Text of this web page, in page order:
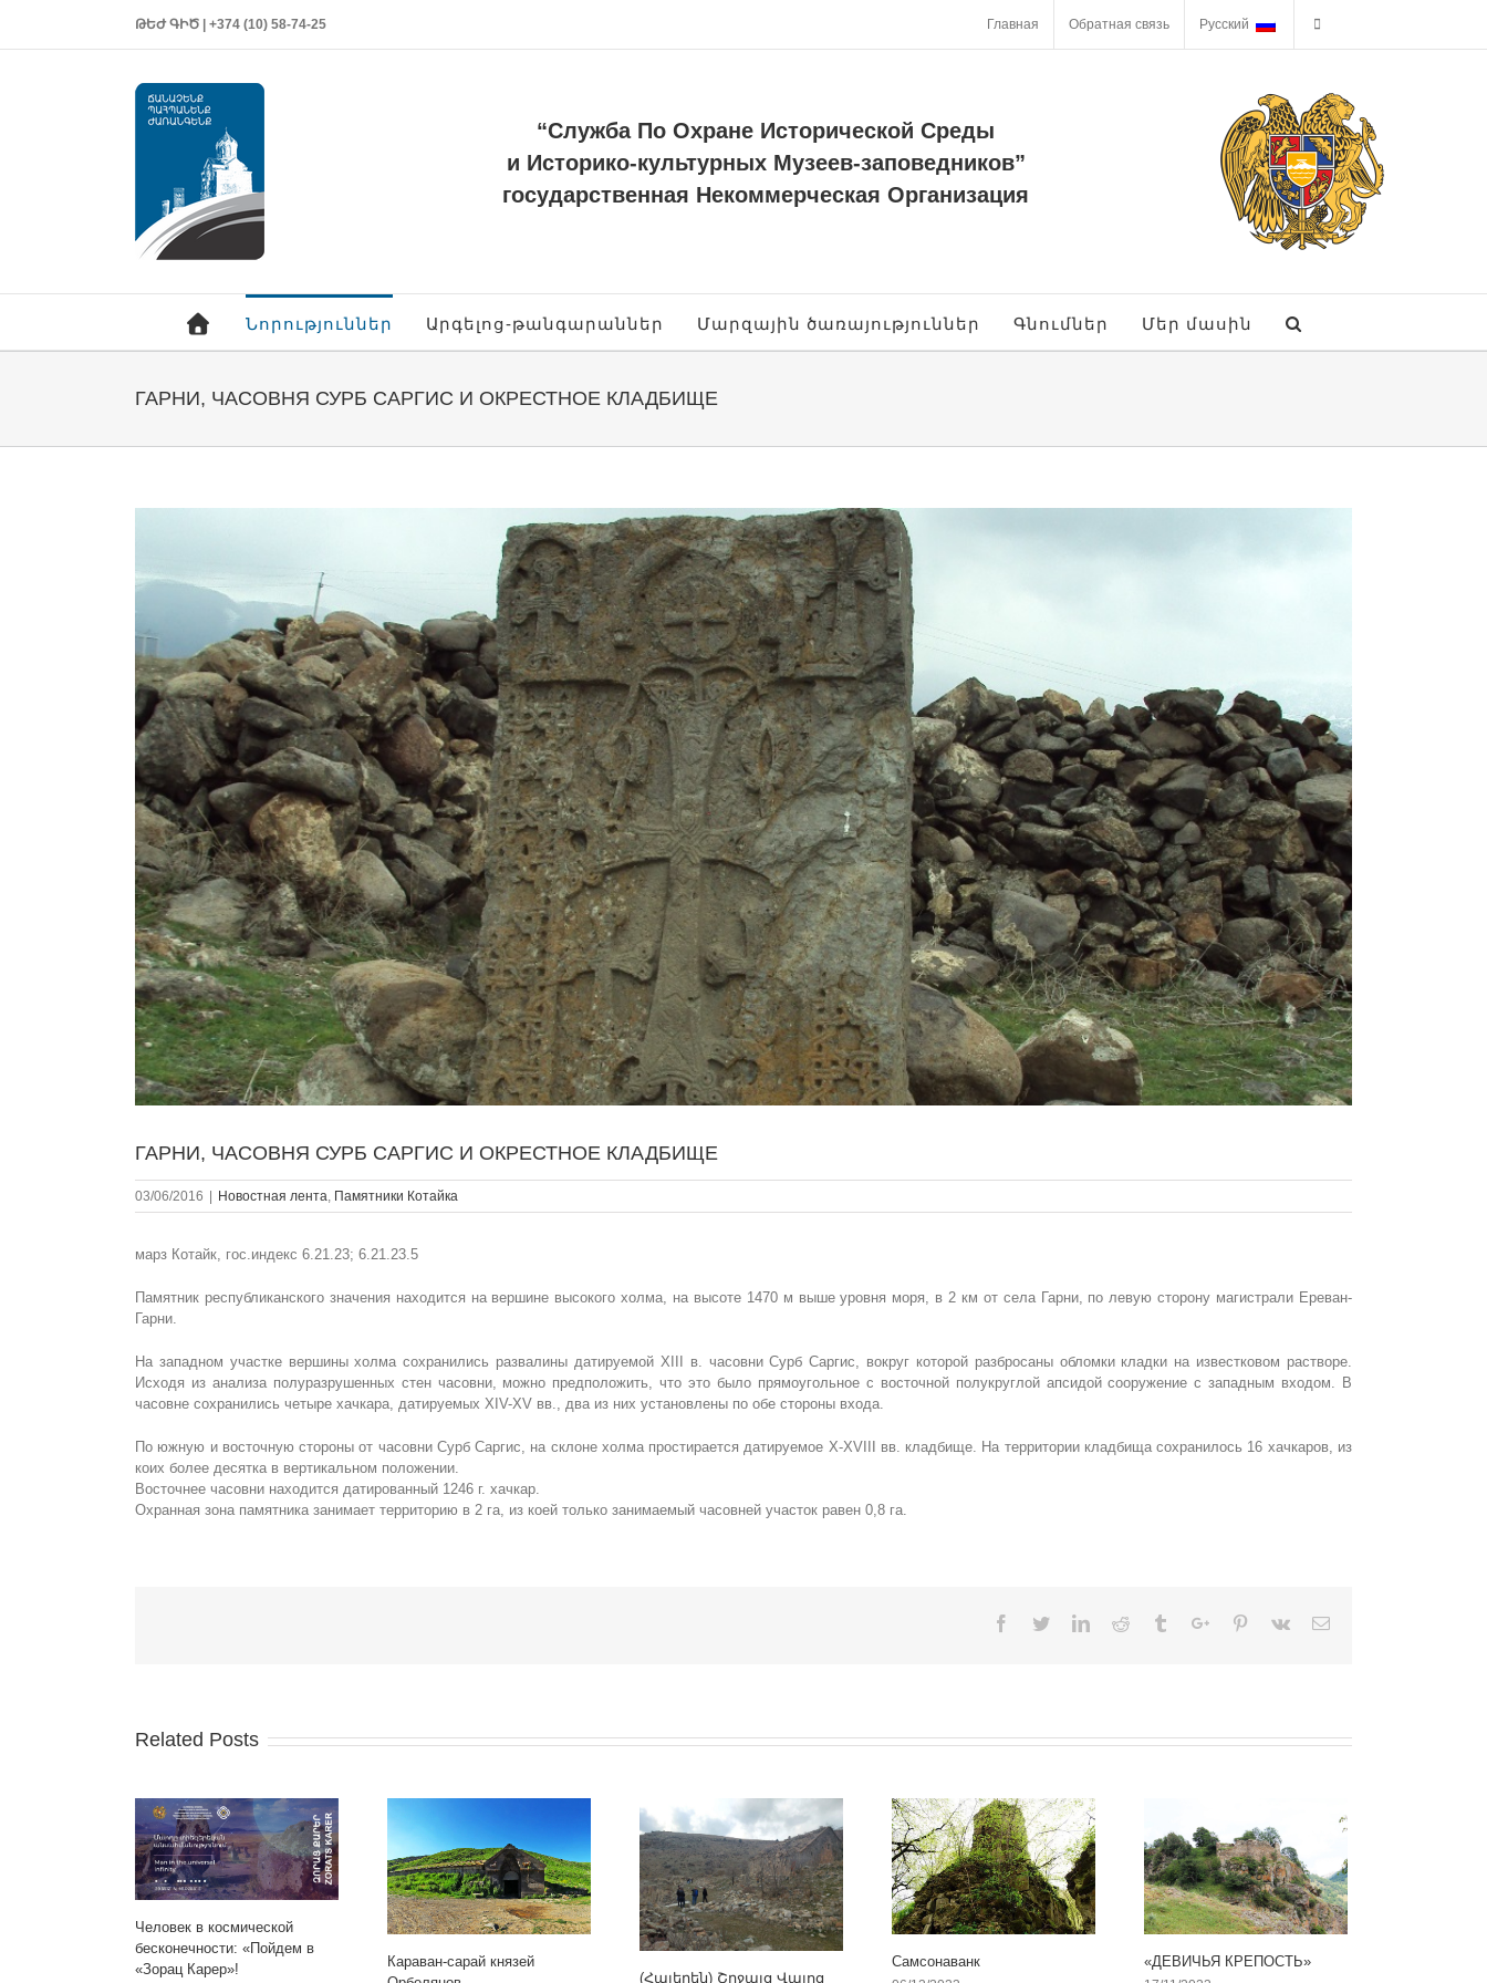
ԹԵԺ ԳԻԾ | +374 (10) 58-74-25 Главная Обратная связь Русский
“Служба По Охране Исторической Среды
и Историко-культурных Музеев-заповедников”
государственная Некоммерческая Организация
Նորություններ Արգելոց-թանգարաններ Մարզային ծառայություններ Գնումներ Մեր մասին
ГАРНИ, ЧАСОВНЯ СУРБ САРГИС И ОКРЕСТНОЕ КЛАДБИЩЕ
ГАРНИ, ЧАСОВНЯ СУРБ САРГИС И ОКРЕСТНОЕ КЛАДБИЩЕ
03/06/2016 Новостная лента, Памятники Котайкa
марз Котайк, гос.индекс 6.21.23; 6.21.23.5
Памятник республиканского значения находится на вершине высокого холма, на высоте 1470 м выше уровня моря, в 2 км от села Гарни, по левую сторону магистрали Ереван-
Гарни.
На западном участке вершины холма сохранились развалины датируемой XIII в. часовни Сурб Саргис, вокруг которой разбросаны обломки кладки на известковом растворе.
Исходя из анализа полуразрушенных стен часовни, можно предположить, что это было прямоугольное с восточной полукруглой апсидой сооружение с западным входом. В
часовне сохранились четыре хачкара, датируемых XIV-XV вв., два из них установлены по обе стороны входа.
По южную и восточную стороны от часовни Сурб Саргис, на склоне холма простирается датируемое X-XVIII вв. кладбище. На территории кладбища сохранилось 16 хачкаров, из
коих более десятка в вертикальном положении.
Восточнее часовни находится датированный 1246 г. хачкар.
Охранная зона памятника занимает территорию в 2 га, из коей только занимаемый часовней участок равен 0,8 га.
Facebook
TwitterLinkedinReddit TumblrGoogle+Pinterest
Vk Email
Related Posts
Человек в космической
бесконечности: «Пойдем в
«Зорац Карер»!
Караван-сарай князей
(Հայերեն) Շրջայց Վայոց
Самсонаванк «ДЕВИЧЬЯ КРЕПОСТЬ»